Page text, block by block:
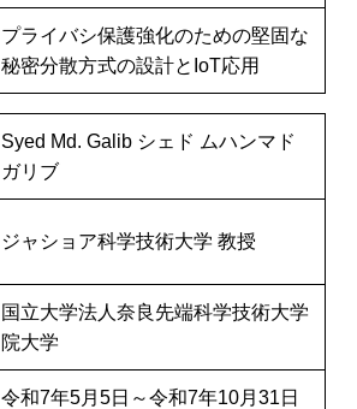
プライバシ保護強化のための堅固な
秘密分散方式の設計とIoT応用
Syed Md. Galib シェド ムハンマド
ガリブ
ジャショア科学技術大学 教授
国立大学法人奈良先端科学技術大学
院大学
令和7年5月5日～令和7年10月31日